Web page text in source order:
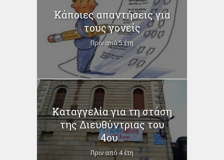
Κάποιες απαντήσεις για
τους γονείς
Πριν από 5 έτη
Καταγγελία για τη στάση
της Διευθύντριας του
4ου...
Πριν από 4 έτη